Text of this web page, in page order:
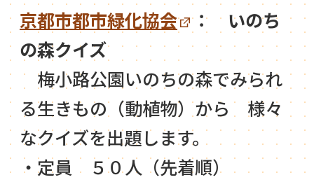
京都市都市緑化協会
： いのち
の森クイズ
梅小路公園いのちの森でみられ
る生きもの（動植物）から 様々
なクイズを出題します。
・定員 ５０人（先着順）